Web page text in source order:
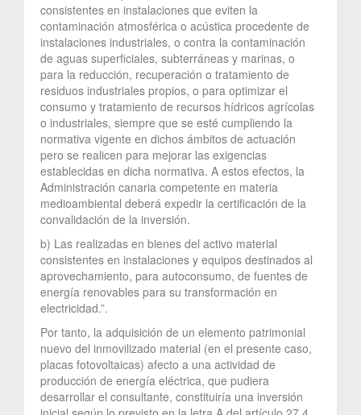
consistentes en instalaciones que eviten la
contaminación atmosférica o acústica procedente de
instalaciones industriales, o contra la contaminación
de aguas superficiales, subterráneas y marinas, o
para la reducción, recuperación o tratamiento de
residuos industriales propios, o para optimizar el
consumo y tratamiento de recursos hídricos agrícolas
o industriales, siempre que se esté cumpliendo la
normativa vigente en dichos ámbitos de actuación
pero se realicen para mejorar las exigencias
establecidas en dicha normativa. A estos efectos, la
Administración canaria competente en materia
medioambiental deberá expedir la certificación de la
convalidación de la inversión.
b) Las realizadas en bienes del activo material
consistentes en instalaciones y equipos destinados al
aprovechamiento, para autoconsumo, de fuentes de
energía renovables para su transformación en
electricidad.”.
Por tanto, la adquisición de un elemento patrimonial
nuevo del inmovilizado material (en el presente caso,
placas fotovoltaicas) afecto a una actividad de
producción de energía eléctrica, que pudiera
desarrollar el consultante, constituiría una inversión